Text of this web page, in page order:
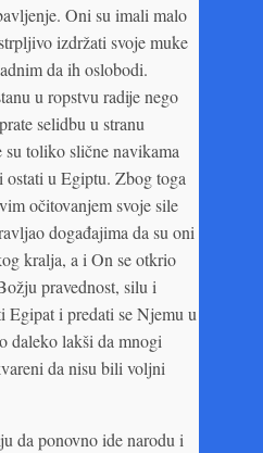
Oni su imali malo
izdržati svoje muke
da ih oslobodi.
u ropstvu radije nego
selidbu u stranu
toliko slične navikama
u Egiptu. Zbog toga
očitovanjem svoje sile
događajima da su oni
kralja, a i On se otkrio
pravednost, silu i
Egipat i predati se Njemu u
daleko lakši da mnogi
da nisu bili voljni
da ponovno ide narodu i